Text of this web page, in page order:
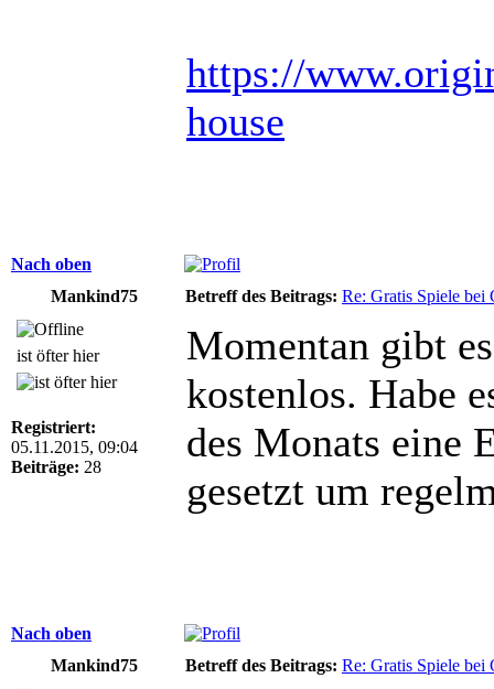
https://
house
Nach oben
Mankind75
Betreff des Beitrags: Re: Gratis Spiele bei
ist öfter hier
Registriert:
05.11.2015, 09:04
Beiträge: 28
Momentan gibt
kostenlos. Habe
des Monats eine
gesetzt um
Nach oben
Mankind75
Betreff des Beitrags: Re: Gratis Spiele bei